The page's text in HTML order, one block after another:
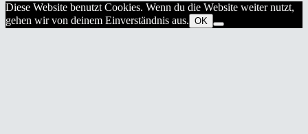
Diese Website benutzt Cookies. Wenn du die Website weiter nutzt,
gehen wir von deinem Einverständnis aus. OK